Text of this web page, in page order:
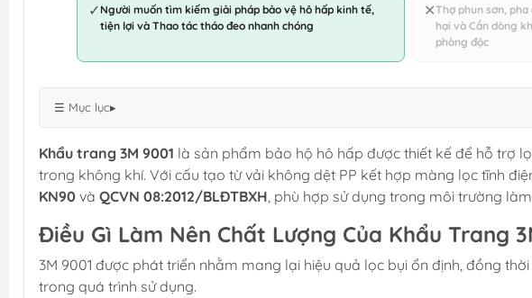
✓ Người muốn tìm kiếm giải pháp bảo vệ hô hấp kinh tế,
tiện lợi và Thao tác tháo đeo nhanh chóng
✕Thợ phun sơn,
hại và Cần dòng
phòng độc
☰ Mục lục▸
Khẩu trang 3M 9001 là sản phẩm bảo hộ hô hấp được thiết kế để hỗ trợ
trong không khí. Với cấu tạo từ vải không dệt PP kết hợp màng lọc tĩnh
KN90 và QCVN 08:2012/BLĐTBXH, phù hợp sử dụng trong môi trường làm
Điều Gì Làm Nên Chất Lượng Của Khẩu Trang
3M 9001 được phát triển nhằm mang lại hiệu quả lọc bụi ổn định, đồng
trong quá trình sử dụng.